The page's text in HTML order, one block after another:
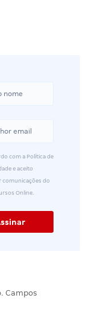
com a Política de
e aceito
comunicações do
Online.
Campos